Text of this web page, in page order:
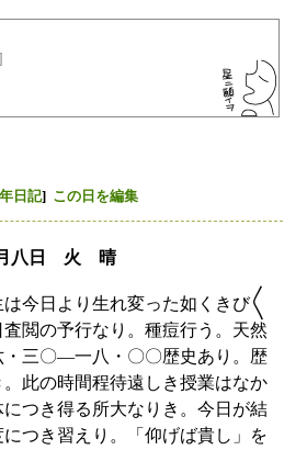
日記] この日を編集
八日 火 晴
今日より生れ変った如くきび〱
閲の予行なり。種痘行う。天然
三〇―一八・〇〇歴史あり。歴
此の時間程待遠しき授業はなか
つき得る所大なりき。今日が結
つき習えり。「仰げば貴し」を